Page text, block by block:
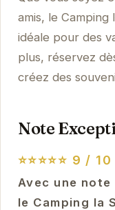
amis, le
idéale pour des
plus, réservez
créez des
Note
⭐⭐⭐⭐⭐ 9 /
Avec une note
le Camping la